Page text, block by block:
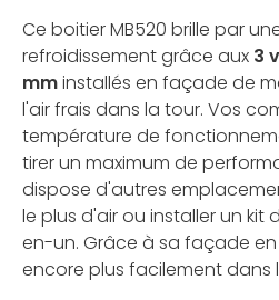
Ce boitier MB520 brille par
refroidissement grâce aux 3
mminstallés en façade de
l'air frais dans la tour. Vos
température de
tirer un maximum de
dispose d'autres
le plus d'air ou installer un
en-un. Grâce à sa façade en
encore plus facilement dans